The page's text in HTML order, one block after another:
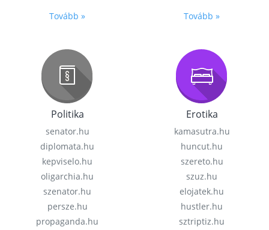
Tovább » Tovább »
Politika
senator.hu
diplomata.hu
kepviselo.hu
oligarchia.hu
szenator.hu
persze.hu
propaganda.hu
Erotika
kamasutra.hu
huncut.hu
szereto.hu
szuz.hu
elojatek.hu
hustler.hu
sztriptiz.hu